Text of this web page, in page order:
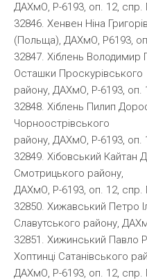
ДАХмО, Р-6193, оп. 12, спр.
32846. Хенвен Ніна
(Польща), ДАХмО, Р6193,
32847. Хіблень Володимир
Осташки Проскурівського
району, ДАХмО, Р-6193, оп.
32848. Хіблень Пилип
Чорноострівського
району, ДАХмО, Р-6193, оп.
32849. Хібовський Кайтан
Смотрицького району,
ДАХмО, Р-6193, оп. 12, спр.
32850. Хижавський Петро
Славутського району,
32851. Хижинський Павло
Хоптинці Сатанівського
ДАХмО, Р-6193, оп. 12, спр.